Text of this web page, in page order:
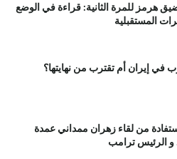
هرمز للمرة الثانية: قراءة في الوضع
المستقبلية
في إيران أم تقترب من نهايتها؟
من لقاء زهران ممداني عمدة
و الرئيس ترامب